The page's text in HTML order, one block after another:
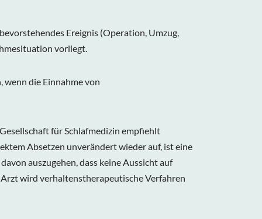
Ereignis (Operation, Umzug,
vorliegt.
wenn die Einnahme von
für Schlafmedizin empfiehlt
Absetzen unverändert wieder auf, ist eine
auszugehen, dass keine Aussicht auf
wird verhaltenstherapeutische Verfahren